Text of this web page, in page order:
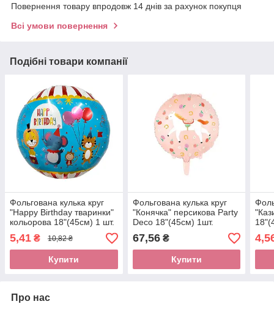
Повернення товару впродовж 14 днів за рахунок покупця
Всі умови повернення
Подібні товари компанії
Фольгована кулька круг
"Happy Birthday тваринки"
кольорова 18"(45см) 1 шт.
5,41 ₴ 10,82 ₴
Купити
Фольгована кулька круг
"Конячка" персикова Party
Deco 18"(45см) 1шт.
67,56₴
Купити
Про нас